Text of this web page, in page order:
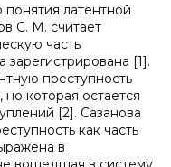
латентной
С. М. считает
часть
зарегистрирована [1].
преступность
но которая остается
[2]. Сазанова
как часть
в